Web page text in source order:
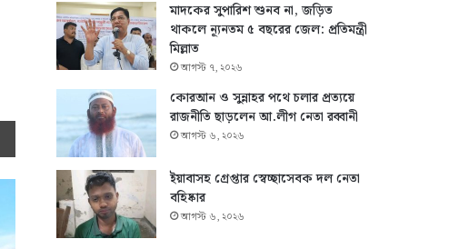
Print
মাদকের সুপারিশ শুনব না, জড়িত
থাকলে ন্যূনতম ৫ বছরের জেল: প্রতিমন্ত্রী
মিল্লাত
আগস্ট ৭, ২০২৬
কোরআন ও সুন্নাহর পথে চলার প্রত্যয়ে
রাজনীতি ছাড়লেন আ.লীগ নেতা রব্বানী
আগস্ট ৬, ২০২৬
ইয়াবাসহ গ্রেপ্তার স্বেচ্ছাসেবক দল নেতা
বহিষ্কার
আগস্ট ৬, ২০২৬